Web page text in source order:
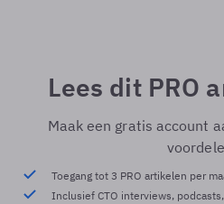
Lees dit PRO
Maak een gratis account
Toegang tot 3 PRO artikelen per
Inclusief CTO interviews,